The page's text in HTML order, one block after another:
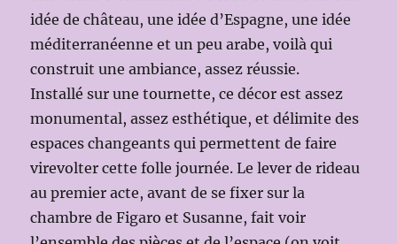
idée de château, une idée d’Espagne, une idée
méditerranéenne et un peu arabe, voilà qui
construit une ambiance, assez réussie.
Installé sur une tournette, ce décor est assez
monumental, assez esthétique, et délimite des
espaces changeants qui permettent de faire
virevolter cette folle journée. Le lever de rideau
au premier acte, avant de se fixer sur la
chambre de Figaro et Susanne, fait voir